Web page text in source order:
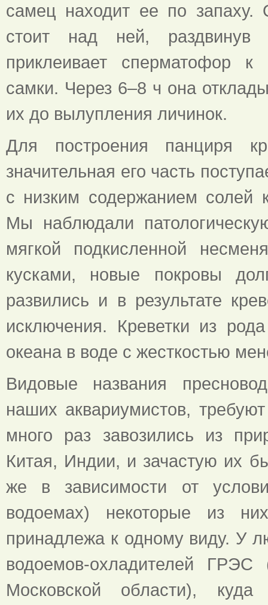
самец находит ее по запаху.
стоит над ней, раздвинув
приклеивает сперматофор
самки. Через 6–8 ч она
их до вылупления личинок.
Для построения панциря
значительная его часть
с низким содержанием солей
Мы наблюдали
мягкой подкисленной
кусками, новые покровы
развились и в результате
исключения. Креветки из
океана в воде с жесткостью
Видовые названия
наших аквариумистов,
много раз завозились из
Китая, Индии, и зачастую их
же в зависимости от
водоемах) некоторые из
принадлежа к одному виду. У
водоемов-охладителей ГРЭС
Московской области),